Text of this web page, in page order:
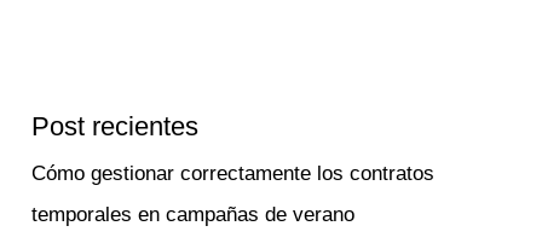
Post recientes
Cómo gestionar correctamente los contratos
temporales en campañas de verano